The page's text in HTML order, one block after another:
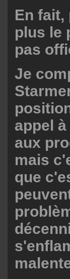
En
plus le
pas
Je
appel
aux
mais
que